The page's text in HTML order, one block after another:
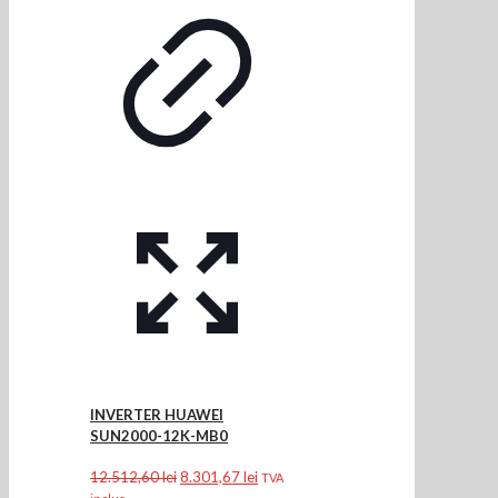
INVERTER HUAWEI
SUN2000-12K-MB0
12.512,60leiPrețul
8.301,67leiPrețul
TVA